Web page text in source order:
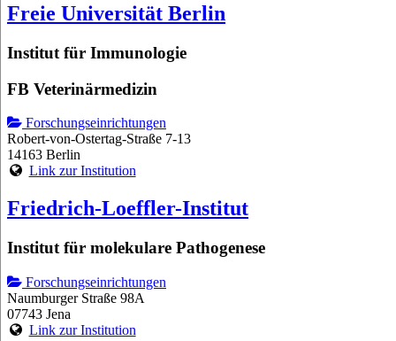
Freie Universität Berlin
Institut für Immunologie
FB Veterinärmedizin
Forschungseinrichtungen
Robert-von-Ostertag-Straße 7-13
14163 Berlin
Link zur Institution
Friedrich-Loeffler-Institut
Institut für molekulare Pathogenese
Forschungseinrichtungen
Naumburger Straße 98A
07743 Jena
Link zur Institution